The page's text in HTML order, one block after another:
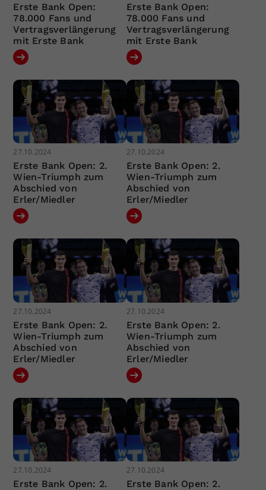
Erste Bank Open:
78.000 Fans und
Vertragsverlängerung
mit Erste Bank
Erste Bank Open:
78.000 Fans und
Vertragsverlängerung
mit Erste Bank
27.10.2024
Erste Bank Open: 2.
Wien-Triumph zum
Abschied von
Erler/Miedler
27.10.2024
Erste Bank Open: 2.
Wien-Triumph zum
Abschied von
Erler/Miedler
27.10.2024
Erste Bank Open: 2.
Wien-Triumph zum
Abschied von
Erler/Miedler
27.10.2024
Erste Bank Open: 2.
Wien-Triumph zum
Abschied von
Erler/Miedler
27.10.2024
Erste Bank Open: 2.
27.10.2024
Erste Bank Open: 2.